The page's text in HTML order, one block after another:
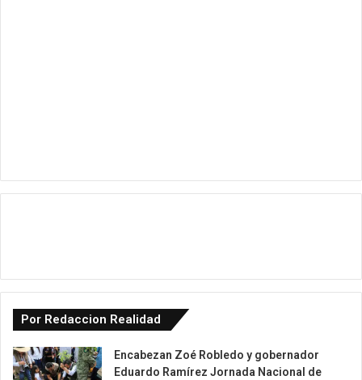
Por Redaccion Realidad
Encabezan Zoé Robledo y gobernador
Eduardo Ramírez Jornada Nacional de